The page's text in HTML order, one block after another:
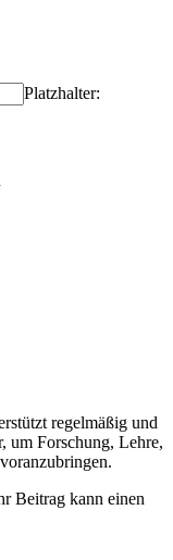
Platzhalter:
regelmäßig und
um Forschung, Lehre,
Beitrag kann einen